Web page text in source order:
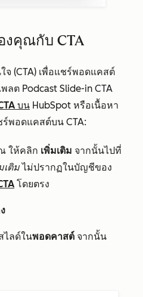
คุณกับ CTA
จ (CTA) เพื่อแชร์พอดแคสต์
พลต Podcast Slide-in CTA
บน HubSpot หรือเนื้อหา
พอดแคสต์บน CTA:
ให้คลิก เพิ่มเติม จากนั้นไปที่
เติมไม่ปรากฏในบัญชีของ
โดยตรง
ไลด์ในพอดคาสต์ จากนั้น